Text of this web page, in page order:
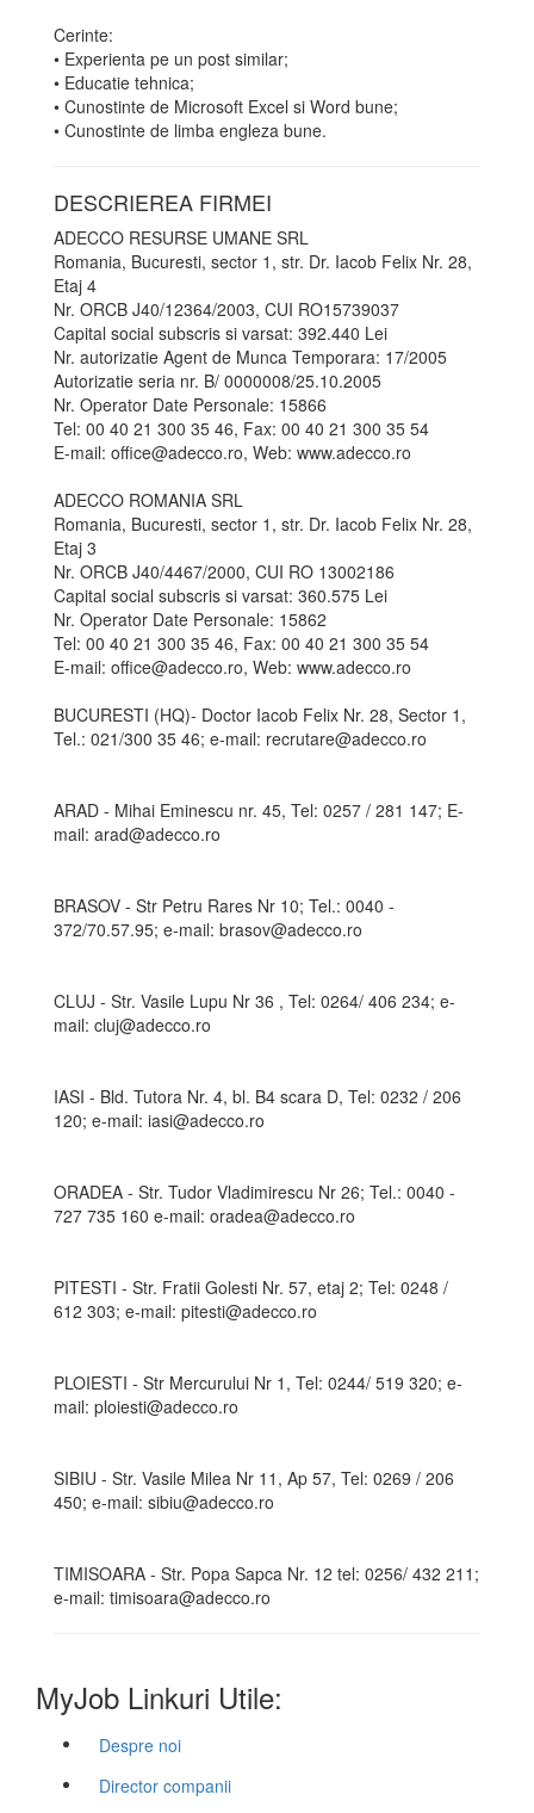
Cerinte:
• Experienta pe un post similar;
• Educatie tehnica;
• Cunostinte de Microsoft Excel si Word bune;
• Cunostinte de limba engleza bune.
DESCRIEREA FIRMEI
ADECCO RESURSE UMANE SRL
Romania, Bucuresti, sector 1, str. Dr. Iacob Felix Nr. 28,
Etaj 4
Nr. ORCB J40/12364/2003, CUI RO15739037
Capital social subscris si varsat: 392.440 Lei
Nr. autorizatie Agent de Munca Temporara: 17/2005
Autorizatie seria nr. B/ 0000008/25.10.2005
Nr. Operator Date Personale: 15866
Tel: 00 40 21 300 35 46, Fax: 00 40 21 300 35 54
E-mail: office@adecco.ro, Web: www.adecco.ro
ADECCO ROMANIA SRL
Romania, Bucuresti, sector 1, str. Dr. Iacob Felix Nr. 28,
Etaj 3
Nr. ORCB J40/4467/2000, CUI RO 13002186
Capital social subscris si varsat: 360.575 Lei
Nr. Operator Date Personale: 15862
Tel: 00 40 21 300 35 46, Fax: 00 40 21 300 35 54
E-mail: office@adecco.ro, Web: www.adecco.ro
BUCURESTI (HQ)- Doctor Iacob Felix Nr. 28, Sector 1,
Tel.: 021/300 35 46; e-mail: recrutare@adecco.ro
ARAD - Mihai Eminescu nr. 45, Tel: 0257 / 281 147; E-
mail: arad@adecco.ro
BRASOV - Str Petru Rares Nr 10; Tel.: 0040 -
372/70.57.95; e-mail: brasov@adecco.ro
CLUJ - Str. Vasile Lupu Nr 36 , Tel: 0264/ 406 234; e-
mail: cluj@adecco.ro
IASI - Bld. Tutora Nr. 4, bl. B4 scara D, Tel: 0232 / 206
120; e-mail: iasi@adecco.ro
ORADEA - Str. Tudor Vladimirescu Nr 26; Tel.: 0040 -
727 735 160 e-mail: oradea@adecco.ro
PITESTI - Str. Fratii Golesti Nr. 57, etaj 2; Tel: 0248 /
612 303; e-mail: pitesti@adecco.ro
PLOIESTI - Str Mercurului Nr 1, Tel: 0244/ 519 320; e-
mail: ploiesti@adecco.ro
SIBIU - Str. Vasile Milea Nr 11, Ap 57, Tel: 0269 / 206
450; e-mail: sibiu@adecco.ro
TIMISOARA - Str. Popa Sapca Nr. 12 tel: 0256/ 432 211;
e-mail: timisoara@adecco.ro
MyJob Linkuri Utile:
Despre noi
Director companii